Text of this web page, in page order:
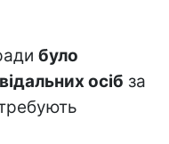
було
осіб за